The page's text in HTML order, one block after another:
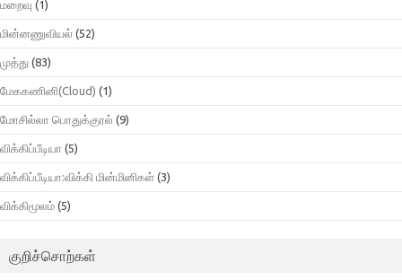
மறைவு (1)
மின்னணுவியல் (52)
முத்து (83)
மேககணினி(Cloud) (1)
மோசில்லா பொதுக்குரல் (9)
விக்கிப்பீடியா (5)
விக்கிப்பீடியா:விக்கி மின்மினிகள் (3)
விக்கிமூலம் (5)
குறிச்சொற்கள்